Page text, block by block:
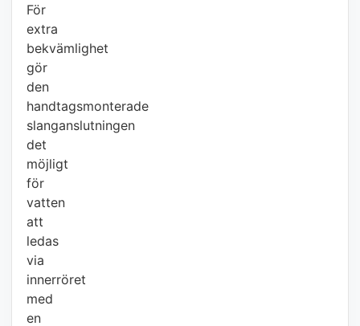
För
extra
bekvämlighet
gör
den
handtagsmonterade
slanganslutningen
det
möjligt
för
vatten
att
ledas
via
innerröret
med
en